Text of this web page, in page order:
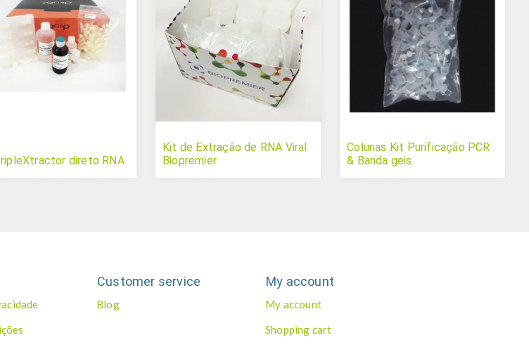
direto RNA
Kit de Extração de RNA Viral
Biopremier
Colunas Kit Purificação PCR
& Banda geis
Customer service
Blog
My account
My account
Shopping cart